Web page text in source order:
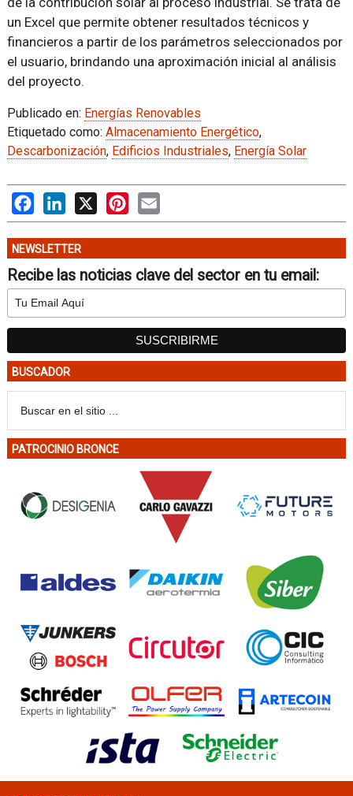
un Excel que permite obtener resultados técnicos y
financieros a partir de los parámetros seleccionados por
el usuario, brindando una aproximación inicial al análisis
del proyecto.
Publicado en: Energías Renovables
Etiquetado como: Almacenamiento Energético,
Descarbonización, Edificios Industriales, Energía Solar
FacebookLinkedIn
X PinterestEmail
NEWSLETTER
Recibe las noticias clave del sector en tu email:
BUSCADOR
PATROCINIO BRONCE